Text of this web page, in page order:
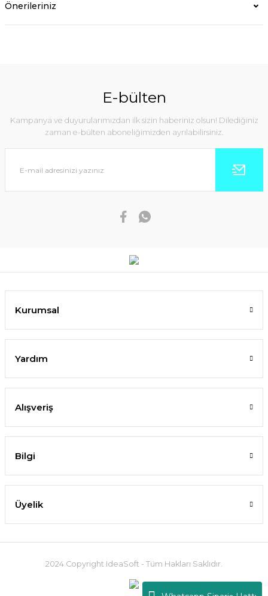
Önerileriniz
E-bülten
Kampanya ve duyurularımızdan ilk sizin haberiniz olsun! Dilediğiniz
zaman e-bülten aboneliğimizden ayrılabilirsiniz.
Kurumsal
Yardım
Alışveriş
Bilgi
Üyelik
2024 Copyright IdeaSoft - Tüm Hakları Saklıdır.